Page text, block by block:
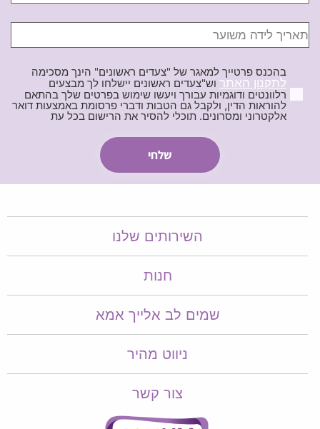
בהכנס פרטייך למאגר של "צעדים ראשונים" הינך מסכימה
לתקנון האתר וש"צעדים ראשונים יישלחו לך מבצעים
רלוונטים ודוגמיות עבורך ויעשו שימוש בפרטים שלך בהתאם
להוראות הדין, ולקבל גם הטבות ודברי פרסומת באמצעות דואר
אלקטרוני ומסרונים. תוכלי להסיר את הרישום בכל עת
השירותים שלנו
חנות
שמים לב אלייך אמא​​
ניווט מהיר
צור קשר